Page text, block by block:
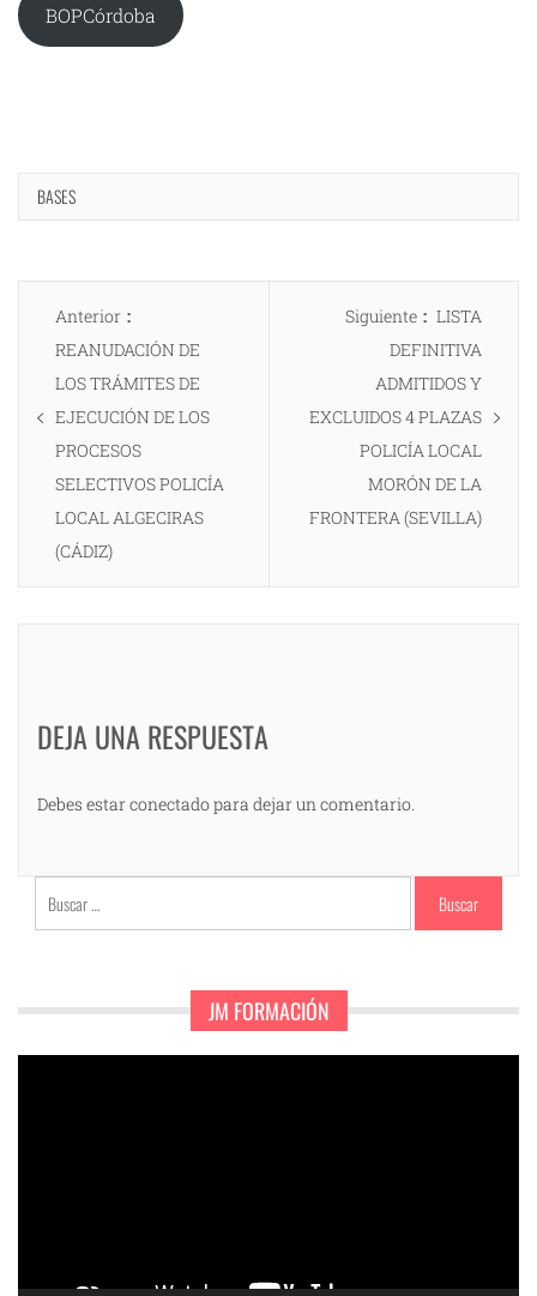
BOPCórdoba
BASES
Navegación
entradas
Anterior
anterior:
REANUDACIÓN DE
LOS TRÁMITES DE
EJECUCIÓN DE LOS
PROCESOS
SELECTIVOS POLICÍA
LOCAL ALGECIRAS
(CÁDIZ)
Siguiente
Entrada
siguiente:
LISTA
DEFINITIVA
ADMITIDOS Y
EXCLUIDOS 4 PLAZAS
POLICÍA LOCAL
MORÓN DE LA
FRONTERA (SEVILLA)
DEJA UNA RESPUESTA
Debes estar conectado para dejar un comentario.
Buscar:
JM FORMACIÓN